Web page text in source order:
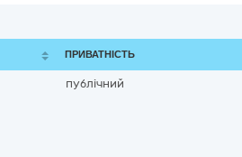
ПРИВАТНІСТЬ
публічний